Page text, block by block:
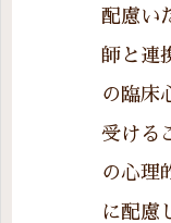
配慮い
師と連
の臨床
受ける
の心理
に配慮